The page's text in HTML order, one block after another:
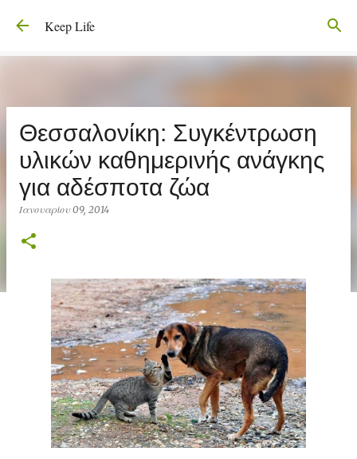
Μετάβαση στο κύριο περιεχόμενο
Keep Life
Θεσσαλονίκη: Συγκέντρωση
υλικών καθημερινής ανάγκης
για αδέσποτα ζώα
Ιανουαρίου 09, 2014